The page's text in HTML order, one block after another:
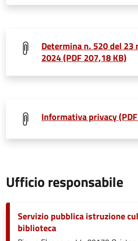
Determina n. 520 del 23
2024 (PDF 207,18 KB)
Informativa privacy
Ufficio responsabile
Servizio pubblica istruzione
biblioteca